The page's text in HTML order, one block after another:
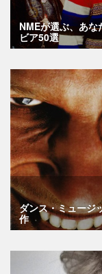
NMEが選ぶ、あな
ビア50選
ダンス・ミュージ
作